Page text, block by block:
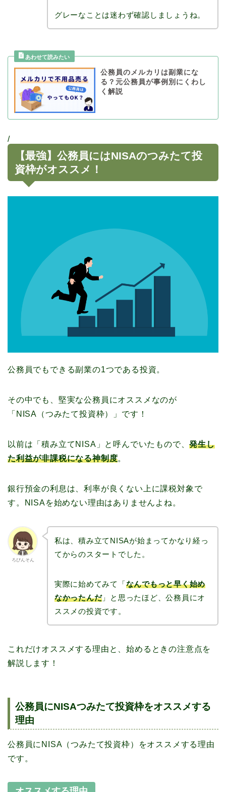
グレーなことは迷わず確認しましょうね。
公務員のメルカリは副業にな
る？元公務員が事例別にくわし
く解説
/
【最強】公務員にはNISAのつみたて投
資枠がオススメ！
公務員でもできる副業の1つである投資。
その中でも、堅実な公務員にオススメなのが
「NISA（つみたて投資枠）」です！
以前は「積み立てNISA」と呼んでいたもので、発生し
た利益が非課税になる神制度。
銀行預金の利息は、利率が良くない上に課税対象で
す。NISAを始めない理由はありませんよね。
ろびんそん
私は、積み立てNISAが始まってかなり経っ
てからのスタートでした。
実際に始めてみて「なんでもっと早く始め
なかったんだ」と思ったほど、公務員にオ
ススメの投資です。
これだけオススメする理由と、始めるときの注意点を
解説します！
公務員にNISAつみたて投資枠をオススメする
理由
公務員にNISA（つみたて投資枠）をオススメする理由
です。